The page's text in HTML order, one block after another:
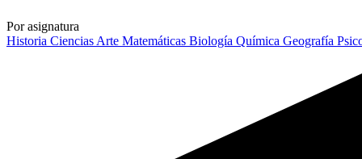
Por asignatura
Historia Ciencias Arte Matemáticas Biología Química Geografía